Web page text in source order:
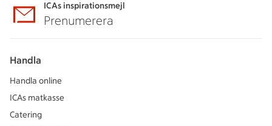
ICAs inspirationsmejl
Prenumerera
Handla
Handla online
ICAs matkasse
Catering